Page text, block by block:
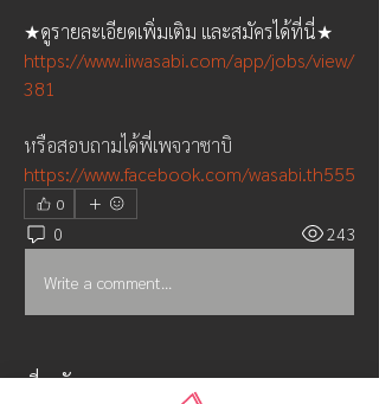
★ดูรายละเอียดเพิ่มเติม และสมัครได้ที่นี่★
https://www.iiwasabi.com/app/jobs/view/
381
หรือสอบถามได้พี่เพจวาซาบิ
https://www.facebook.com/wasabi.th555
0
0 243
Write a comment...
เกี่ยวกับ